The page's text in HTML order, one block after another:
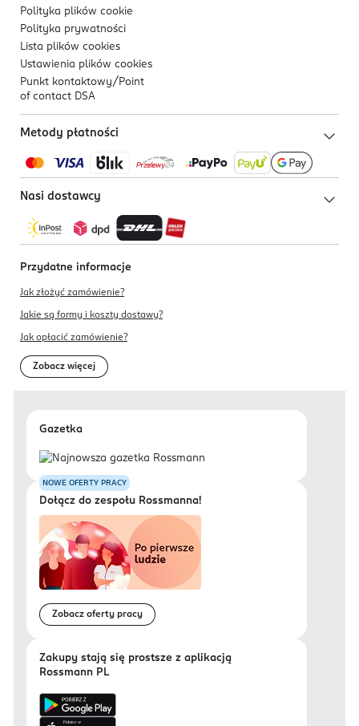
Polityka plików cookie
Polityka prywatności
Lista plików cookies
Ustawienia plików cookies
Punkt kontaktowy/ Point
of contact DSA
Metody płatności
Nasi dostawcy
Przydatne informacje
Jak złożyć zamówienie?
Jakie są formy i koszty dostawy?
Jak opłacić zamówienie?
Zobacz więcej
Gazetka
NOWE OFERTY PRACY
Dołącz do zespołu Rossmanna!
Zobacz oferty pracy
Zakupy stają się prostsze z aplikacją
Rossmann PL